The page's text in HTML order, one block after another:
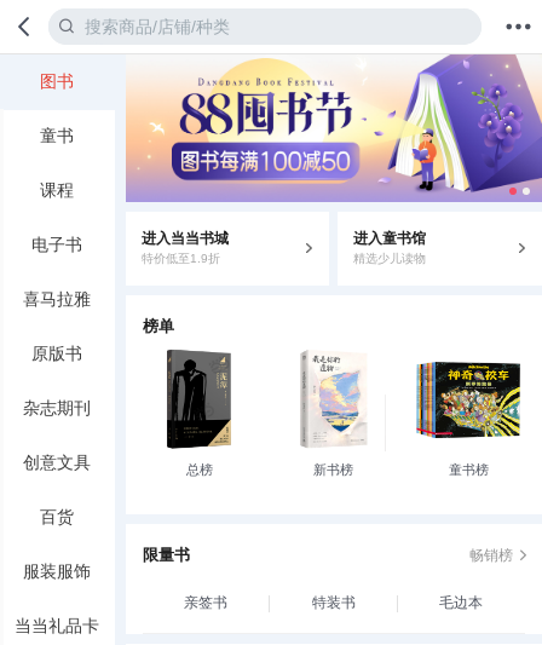
值得买 我的当当
图书
童书
课程
电子书
喜马拉雅
原版书
杂志期刊
创意文具
百货
服装服饰
当当礼品卡
进入当当书城
特价低至1.9折
进入童书馆
精选少儿读物
榜单
总榜 新书榜 童书榜
限量书 畅销榜
亲签书 特装书 毛边本